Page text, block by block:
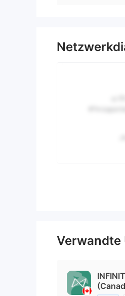
Verwandte